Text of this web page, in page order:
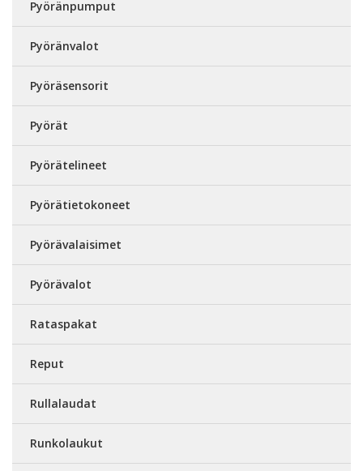
Pyöränpumput
Pyöränvalot
Pyöräsensorit
Pyörät
Pyörätelineet
Pyörätietokoneet
Pyörävalaisimet
Pyörävalot
Rataspakat
Reput
Rullalaudat
Runkolaukut